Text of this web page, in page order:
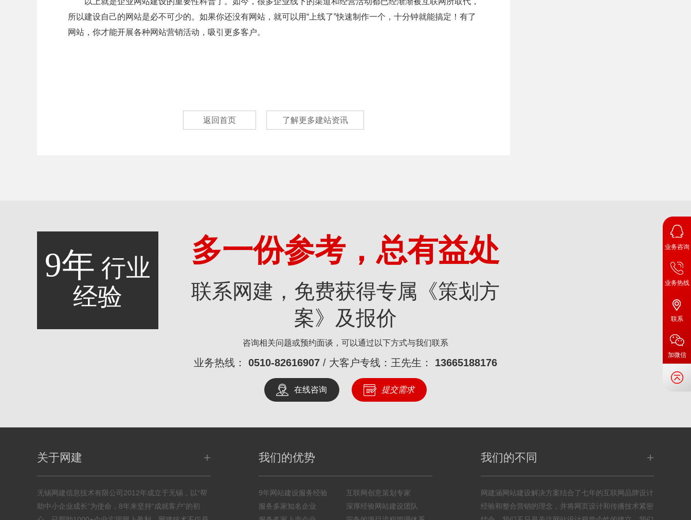
所以建设自己的网站是必不可少的。如果你还没有网站，就可以用“上线了”快速制作一个，十分钟就能搞定！有了
网站，你才能开展各种网站营销活动，吸引更多客户。
返回首页 了解更多建站资讯
9年 行业
经验
多一份参考，总有益处
联系网建，免费获得专属《策划方
案》及报价
咨询相关问题或预约面谈，可以通过以下方式与我们联系
业务热线： 0510-82616907 / 大客户专线：王先生： 13665188176
在线咨询 提交需求
关于网建 +
无锡网建信息技术有限公司2012年成立于无锡，以“帮
助中小企业成长”为使命，8年来坚持“成就客户”的初
我们的优势
9年网站建设服务经验
服务多家知名企业
互联网创意策划专家
深厚经验网站建设团队
我们的不同 +
网建涵网站建设解决方案结合了七年的互联网品牌设计
经验和整合营销的理念，并将网页设计和传播技术紧密
业务咨询
业务热线
联系
加微信